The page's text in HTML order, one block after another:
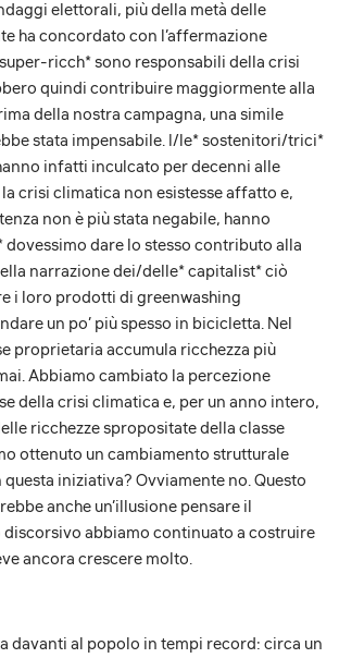
elettorali, più della metà delle
ha concordato con l’affermazione
ricch* sono responsabili della crisi
quindi contribuire maggiormente alla
della nostra campagna, una simile
stata impensabile. I/le* sostenitori/trici*
infatti inculcato per decenni alle
la crisi climatica non esistesse affatto e,
non è più stata negabile, hanno
dovessimo dare lo stesso contributo alla
narrazione dei/delle* capitalist* ciò
i loro prodotti di greenwashing
un po’ più spesso in bicicletta. Nel
proprietaria accumula ricchezza più
Abbiamo cambiato la percezione
della crisi climatica e, per un anno intero,
ricchezze spropositate della classe
ottenuto un cambiamento strutturale
iniziativa? Ovviamente no. Questo
anche un’illusione pensare il
abbiamo continuato a costruire
ancora crescere molto.
davanti al popolo in tempi record: circa un